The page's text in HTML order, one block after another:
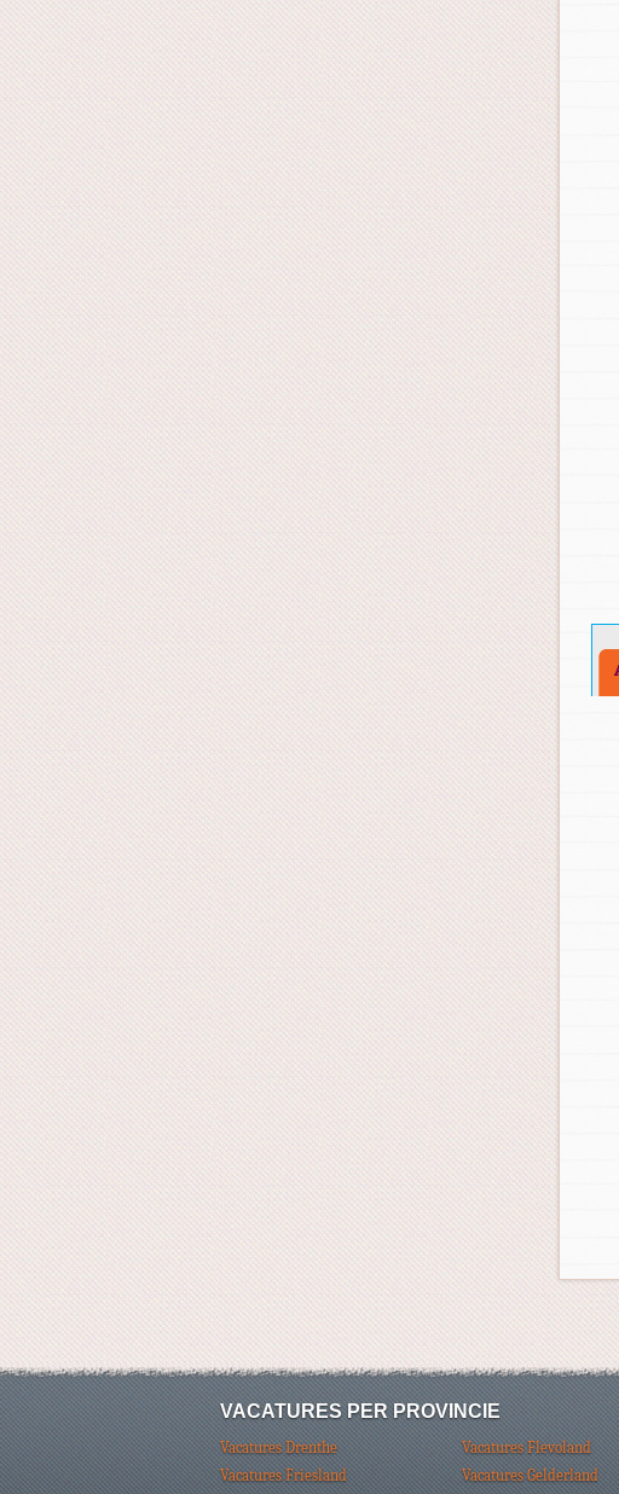
VACATURES PER PROVINCIE
Vacatures Drenthe
Vacatures Flevoland
Vacatures Friesland
Vacatures Gelderland